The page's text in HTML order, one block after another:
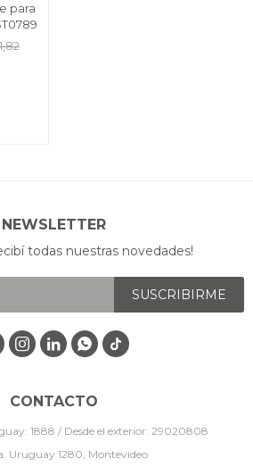
para
1,82
CONTACTO
1888 / Desde el exterior: 29020808
Uruguay 1280, Montevideo
NEWSLETTER
todas nuestras novedades!
SUSCRIBIRME
  